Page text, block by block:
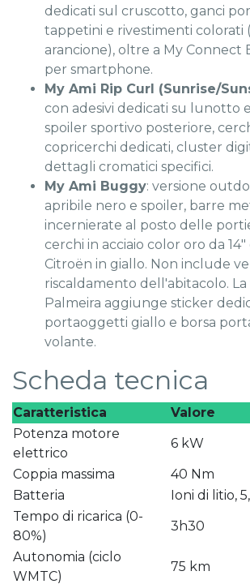
dedicati sul cruscotto, ganci
tappetini e rivestimenti colorati
arancione), oltre a My Connect
per smartphone.
My Ami Rip Curl (Sunrise/
con adesivi dedicati su lunotto
spoiler sportivo posteriore,
copricerchi dedicati, cluster
dettagli cromatici specifici.
My Ami Buggy: versione
apribile nero e spoiler, barre
incernierate al posto delle
cerchi in acciaio color oro da
Citroën in giallo. Non include
riscaldamento dell'abitacolo.
Palmeira aggiunge sticker
portaoggetti giallo e borsa
volante.
Scheda tecnica
Caratteristica
Valore
Potenza motore
elettrico
6 kW
Coppia massima
40 Nm
Batteria
Ioni di litio,
Tempo di ricarica (0-
80%)
3h30
Autonomia (ciclo
WMTC)
75 km